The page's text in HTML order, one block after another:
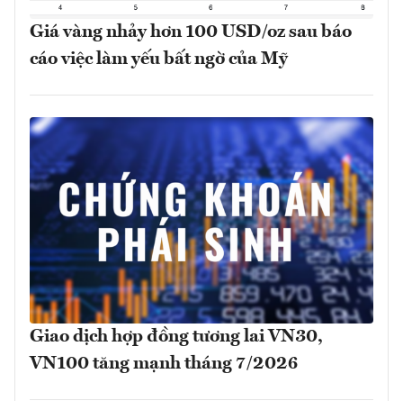
Giá vàng nhảy hơn 100 USD/oz sau báo
cáo việc làm yếu bất ngờ của Mỹ
Giao dịch hợp đồng tương lai VN30,
VN100 tăng mạnh tháng 7/2026